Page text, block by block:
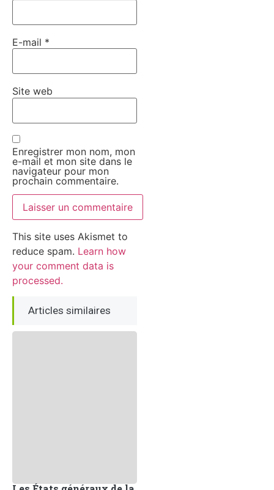
E-mail *
Site web
Enregistrer mon nom, mon
e-mail et mon site dans le
navigateur pour mon
prochain commentaire.
This site uses Akismet to
reduce spam. Learn how
your comment data is
processed.
Articles similaires